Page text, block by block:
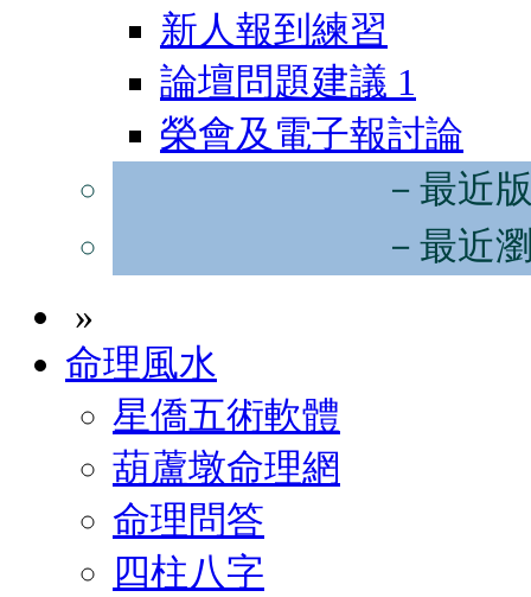
新人報到練習
論壇問題建議 1
榮會及電子報討論
－最近
－最近
»
命理風水
星僑五術軟體
葫蘆墩命理網
命理問答
四柱八字